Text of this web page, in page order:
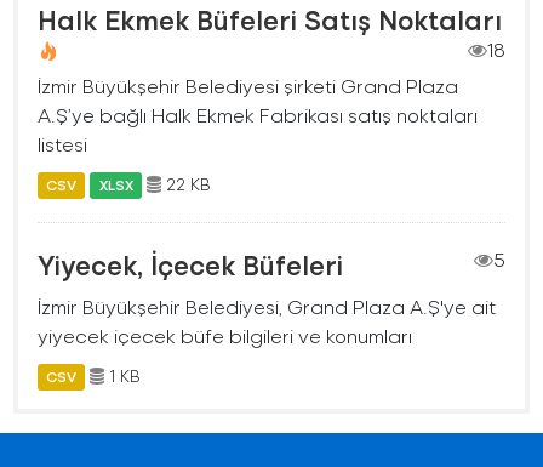
Halk Ekmek Büfeleri Satış Noktaları
18
İzmir Büyükşehir Belediyesi şirketi Grand Plaza
A.Ş’ye bağlı Halk Ekmek Fabrikası satış noktaları
listesi
CSV XLSX 22 KB
Yiyecek, İçecek Büfeleri
5
İzmir Büyükşehir Belediyesi, Grand Plaza A.Ş'ye ait
yiyecek içecek büfe bilgileri ve konumları
CSV 1 KB